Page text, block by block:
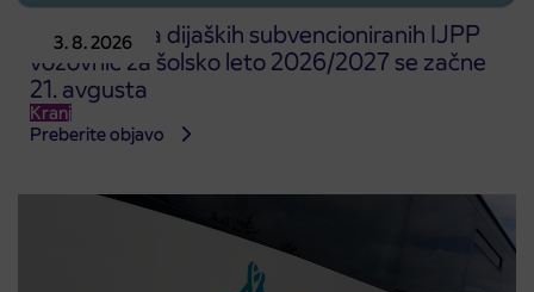
3. 8. 2026
Predprodaja dijaških subvencioniranih IJPP
vozovnic za šolsko leto 2026/2027 se začne
21. avgusta
Kranj
Preberite objavo